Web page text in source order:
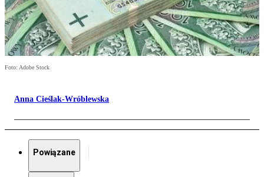
Foto: Adobe Stock
Anna Cieślak-Wróblewska
Powiązane